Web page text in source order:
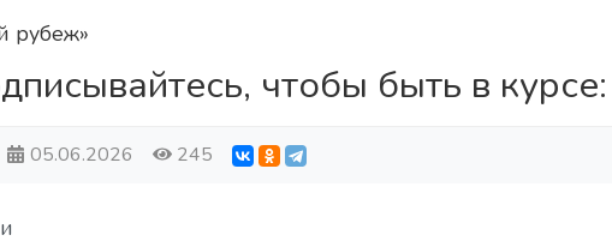
рубеж»
чтобы быть в курсе:
05.06.2026 245